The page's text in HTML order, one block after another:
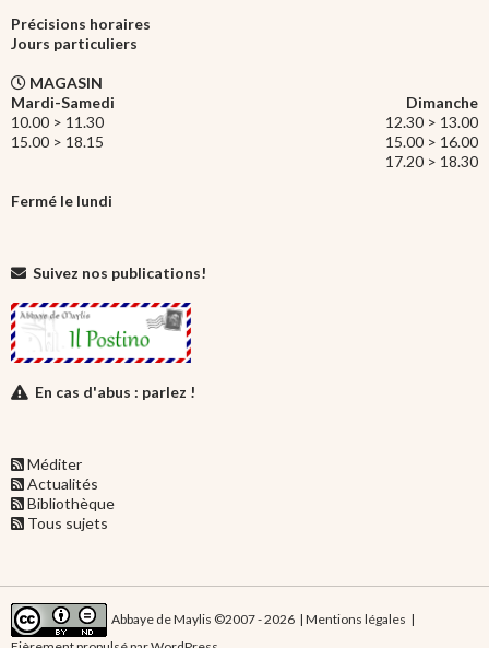
Précisions horaires
Jours particuliers
MAGASIN
Mardi-Samedi
Dimanche
10.00 > 11.30
12.30 > 13.00
15.00 > 18.15
15.00 > 16.00
17.20 > 18.30
Fermé le lundi
Suivez nos publications!
En cas d'abus : parlez !
Méditer
Actualités
Bibliothèque
Tous sujets
Abbaye de Maylis ©2007 - 2026 | Mentions légales |